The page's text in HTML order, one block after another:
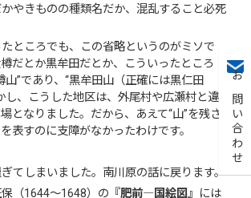
お問い合わせ
やきものの種類名だか、混乱すること必死
ところでも、この省略というのがミソで
だとか黒牟田だとか、こういったところ
山”であり、“黒牟田山（正確には黒仁田
し、こうした地区は、外尾村や広瀬村と違っ
となりました。だから、あえて“山”を残さ
表すのに支障がなかったわけです。
てしまいました。南川原の話に戻ります。
（1644～1648）の 『肥前―国絵図』 には